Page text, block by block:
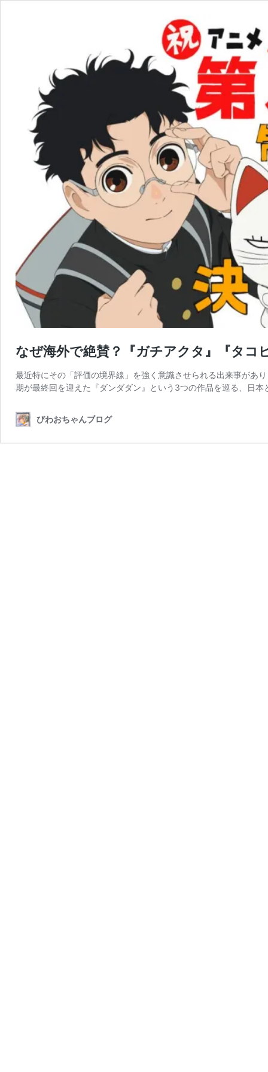
なぜ海外で絶賛？『ガチアクタ』『タコ
最近特にその「評価の境界線」を強く意識させられる出来事があ
期が最終回を迎えた『ダンダダン』という3つの作品を巡る、日本
びわおちゃんブログ